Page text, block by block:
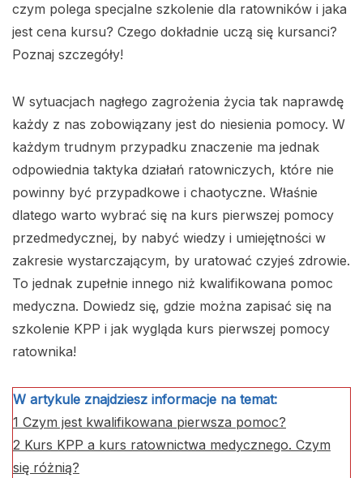
czym polega specjalne szkolenie dla ratowników i jaka
jest cena kursu? Czego dokładnie uczą się kursanci?
Poznaj szczegóły!
W sytuacjach nagłego zagrożenia życia tak naprawdę
każdy z nas zobowiązany jest do niesienia pomocy. W
każdym trudnym przypadku znaczenie ma jednak
odpowiednia taktyka działań ratowniczych, które nie
powinny być przypadkowe i chaotyczne. Właśnie
dlatego warto wybrać się na kurs pierwszej pomocy
przedmedycznej, by nabyć wiedzy i umiejętności w
zakresie wystarczającym, by uratować czyjeś zdrowie.
To jednak zupełnie innego niż kwalifikowana pomoc
medyczna. Dowiedz się, gdzie można zapisać się na
szkolenie KPP i jak wygląda kurs pierwszej pomocy
ratownika!
W artykule znajdziesz informacje na temat:
1 Czym jest kwalifikowana pierwsza pomoc?
2 Kurs KPP a kurs ratownictwa medycznego. Czym
się różnią?